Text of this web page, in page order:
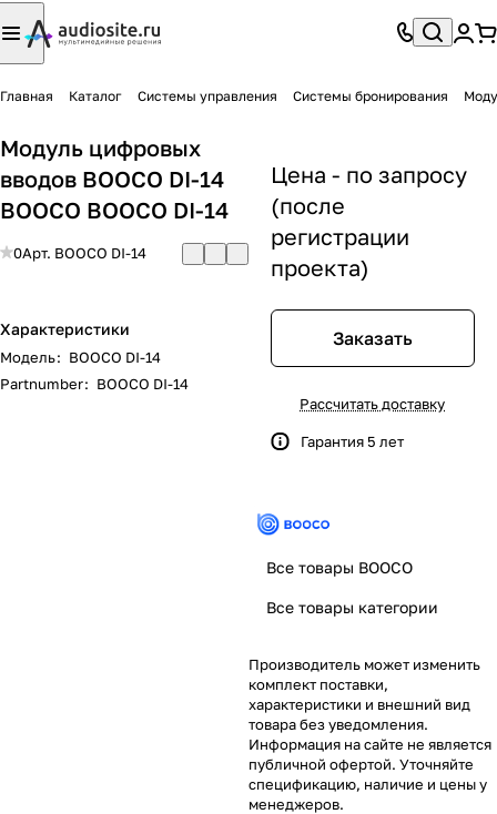
Главная Каталог Системы управления Системы бронирования
Модуль цифровых
вводов BOOCO DI-14
BOOCO BOOCO DI-14
0Арт. BOOCO DI-14
Характеристики
Модель: BOOCO DI-14
Partnumber: BOOCO DI-14
Цена - по запросу
(после
регистрации
проекта)
Заказать
Рассчитать доставку
Гарантия 5 лет
Все товары BOOCO
Все товары категории
Производитель может изменить
комплект поставки,
характеристики и внешний вид
товара без уведомления.
Информация на сайте не является
публичной офертой. Уточняйте
спецификацию, наличие и цены у
менеджеров.